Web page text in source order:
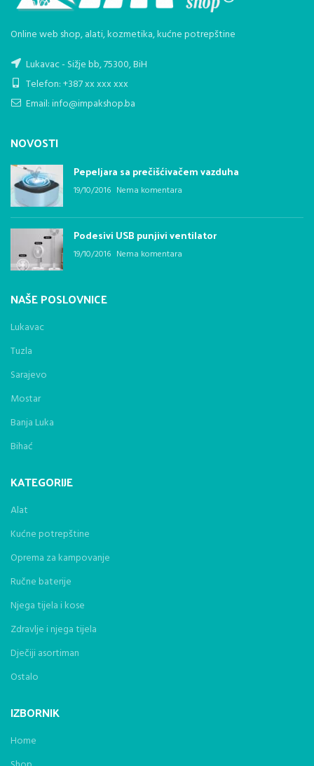
Online web shop, alati, kozmetika, kućne potrepštine
Lukavac - Sižje bb, 75300, BiH
Telefon: +387 xx xxx xxx
Email: info@impakshop.ba
NOVOSTI
Pepeljara sa prečišćivačem vazduha
19/10/2016 Nema komentara
Podesivi USB punjivi ventilator
19/10/2016 Nema komentara
NAŠE POSLOVNICE
Lukavac
Tuzla
Sarajevo
Mostar
Banja Luka
Bihać
KATEGORIJE
Alat
Kućne potrepštine
Oprema za kampovanje
Ručne baterije
Njega tijela i kose
Zdravlje i njega tijela
Dječiji asortiman
Ostalo
IZBORNIK
Home